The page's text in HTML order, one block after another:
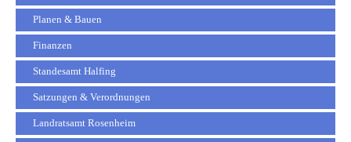
Planen & Bauen
Finanzen
Standesamt Halfing
Satzungen & Verordnungen
Landratsamt Rosenheim